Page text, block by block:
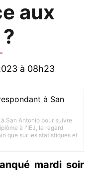
aux
à 08h23
à San
San Antonio pour suivre
à l'IEJ, le regard
que sur les statistiques et
mardi soir